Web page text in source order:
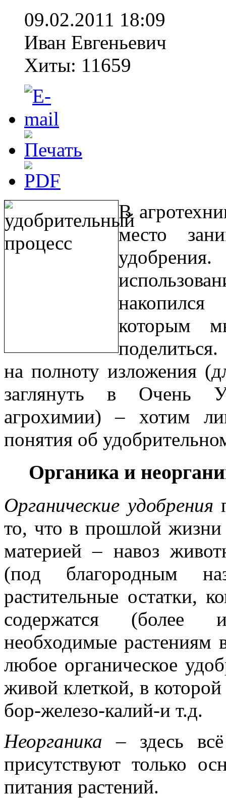
09.02.2011 18:09
Иван Евгеньевич
Хиты: 11659
В
место
которым
на полноту изложения
заглянуть в Очень
агрохимии) – хотим
понятия об
Органика и
Органические удобрения
то, что в прошлой жизни
материей – навоз
(под благородным
растительные остатки,
содержатся
необходимые растениям
любое органическое
живой клеткой, в
бор-железо-калий-и т.д.
Неорганика – здесь
присутствуют только
питания растений.